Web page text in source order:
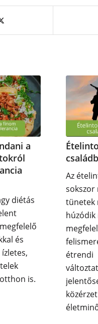
a
diétás
és
is.
Az
tünetek
húzódik
étrendi